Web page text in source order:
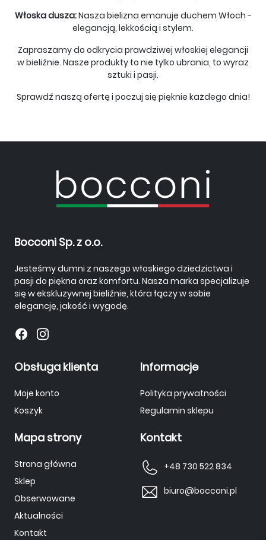
Włoska dusza:Nasza bielizna emanuje duchem Włoch -
elegancją, lekkością i stylem.
Zapraszamy do odkrycia prawdziwej włoskiej elegancji
w bieliźnie. Nasze produkty to nie tylko ubrania, to wyraz
sztuki i pasji.
Sprawdź naszą ofertę i poczuj się pięknie każdego dnia!
Bocconi Sp. z o.o.
Jesteśmy dumni z naszego włoskiego dziedzictwa i
pasji do piękna oraz komfortu. Nasza marka specjalizuje
się w ekskluzywnej bieliźnie, która łączy w sobie
elegancję, jakość i wygodę.
Obsługa klienta
Moje konto
Koszyk
Informacje
Polityka prywatności
Regulamin sklepu
Mapa strony
Strona główna
Sklep
Obserwowane
Aktualności
Kontakt
Kontakt
+48 730 522 834
biuro@bocconi.pl